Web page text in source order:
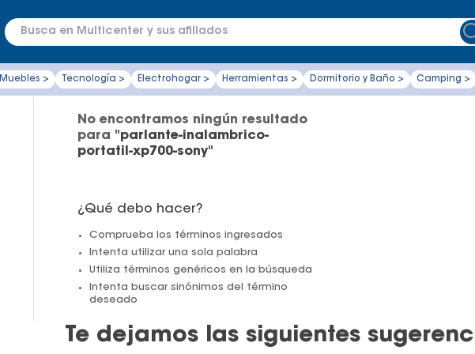
Busca en Multicenter y sus afiliados
Muebles > Tecnología > Electrohogar > Herramientas > Dormitorio y Baño > Camping >
No encontramos ningún resultado
para "parlante-inalambrico-
portatil-xp700-sony"
¿Qué debo hacer?
Comprueba los términos ingresados
Intenta utilizar una sola palabra
Utiliza términos genéricos en la búsqueda
Intenta buscar sinónimos del término
deseado
Te dejamos las siguientes